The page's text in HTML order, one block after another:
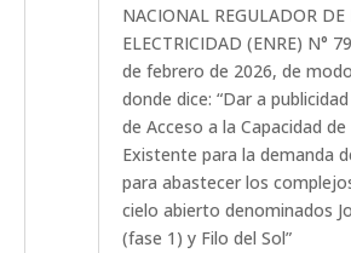
NACIONAL REGULADOR DE
ELECTRICIDAD (ENRE) N°
de febrero de 2026, de
donde dice: “Dar a
de Acceso a la Capacidad
Existente para la demanda
para abastecer los
cielo abierto denominados
(fase 1) y Filo del Sol”